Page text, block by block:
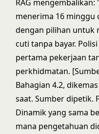
RAG
menerima 16 minggu
dengan pilihan untuk
cuti tanpa bayar.
pertama pekerjaan
perkhidmatan.
Bahagian 4.2,
saat. Sumber dipetik.
Dinamik yang sama
mana pengetahuan